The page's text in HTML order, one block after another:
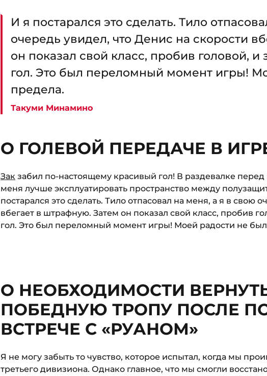
И я постарался это сделать. Тило
очередь увидел, что Денис на скорости
он показал свой класс, пробив головой,
гол. Это был переломный момент игры!
предела.
Такуми Минамино
О ГОЛЕВОЙ ПЕРЕДАЧЕ В
Зак забил по-настоящему красивый гол! В раздевалке
меня лучше эксплуатировать пространство между
постарался это сделать. Тило отпасовал на меня, а я в свою
вбегает в штрафную. Затем он показал свой класс, пробив
гол. Это был переломный момент игры! Моей радости не
О НЕОБХОДИМОСТИ
ПОБЕДНУЮ ТРОПУ ПОСЛЕ
ВСТРЕЧЕ С «РУАНОМ»
Я не могу забыть то чувство, которое испытал, когда мы
третьего дивизиона. Однако главное, что мы смогли